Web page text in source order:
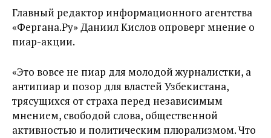
Главный редактор информационного агентства
«Фергана.Ру» Даниил Кислов опроверг мнение о
пиар-акции.
«Это вовсе не пиар для молодой журналистки, а
антипиар и позор для властей Узбекистана,
трясущихся от страха перед независимым
мнением, свободой слова, общественной
активностью и политическим плюрализмом. Что